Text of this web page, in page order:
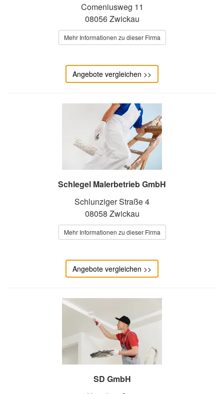
Comeniusweg 11
08056 Zwickau
Mehr Informationen zu dieser Firma
Angebote vergleichen >>
Schlegel Malerbetrieb GmbH
Schlunziger Straße 4
08058 Zwickau
Mehr Informationen zu dieser Firma
Angebote vergleichen >>
SD GmbH